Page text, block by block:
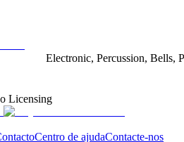
Electronic, Percussion, Bells,
Licensing
Centro de ajudaContacte-nos